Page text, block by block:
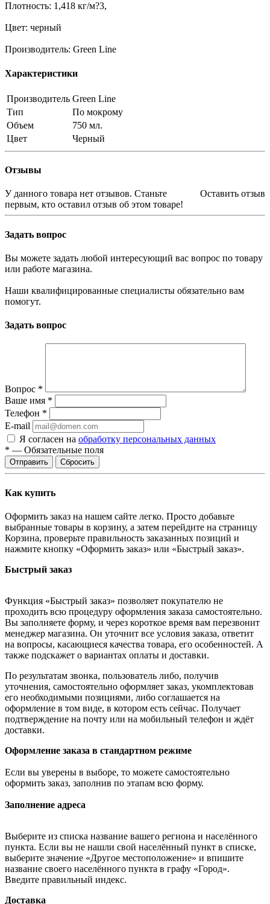
Плотность: 1,418 кг/м?3,
Цвет: черный
Производитель: Green Line
Характеристики
Производитель Green Line
Тип
По мокрому
Объем
750 мл.
Цвет
Черный
Отзывы
Оставить отзыв
У данного товара нет отзывов. Станьте
первым, кто оставил отзыв об этом товаре!
Задать вопрос
Вы можете задать любой интересующий вас вопрос по товару
или работе магазина.
Наши квалифицированные специалисты обязательно вам
помогут.
Задать вопрос
Вопрос *
Ваше имя *
Телефон *
E-mail
Я согласен на обработку персональных данных
* — Обязательные поля
Сбросить
Как купить
Оформить заказ на нашем сайте легко. Просто добавьте
выбранные товары в корзину, а затем перейдите на страницу
Корзина, проверьте правильность заказанных позиций и
нажмите кнопку «Оформить заказ» или «Быстрый заказ».
Быстрый заказ
Функция «Быстрый заказ» позволяет покупателю не
проходить всю процедуру оформления заказа самостоятельно.
Вы заполняете форму, и через короткое время вам перезвонит
менеджер магазина. Он уточнит все условия заказа, ответит
на вопросы, касающиеся качества товара, его особенностей. А
также подскажет о вариантах оплаты и доставки.
По результатам звонка, пользователь либо, получив
уточнения, самостоятельно оформляет заказ, укомплектовав
его необходимыми позициями, либо соглашается на
оформление в том виде, в котором есть сейчас. Получает
подтверждение на почту или на мобильный телефон и ждёт
доставки.
Оформление заказа в стандартном режиме
Если вы уверены в выборе, то можете самостоятельно
оформить заказ, заполнив по этапам всю форму.
Заполнение адреса
Выберите из списка название вашего региона и населённого
пункта. Если вы не нашли свой населённый пункт в списке,
выберите значение «Другое местоположение» и впишите
название своего населённого пункта в графу «Город».
Введите правильный индекс.
Доставка